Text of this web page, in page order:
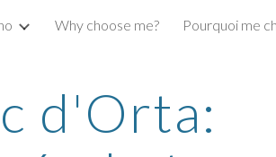
Why choose me? Pourquoi me
d'Orta: